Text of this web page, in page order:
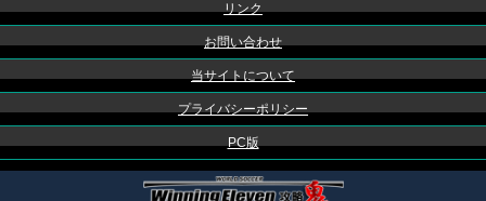
リンク
お問い合わせ
当サイトについて
プライバシーポリシー
PC版